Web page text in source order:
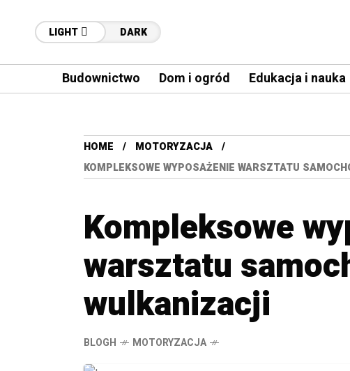
LIGHT DARK
Budownictwo Dom i ogród Edukacja i nauka
HOME
MOTORYZACJA
KOMPLEKSOWE WYPOSAŻENIE WARSZTATU
Kompleksowe
warsztatu
wulkanizacji
BLOGH MOTORYZACJA